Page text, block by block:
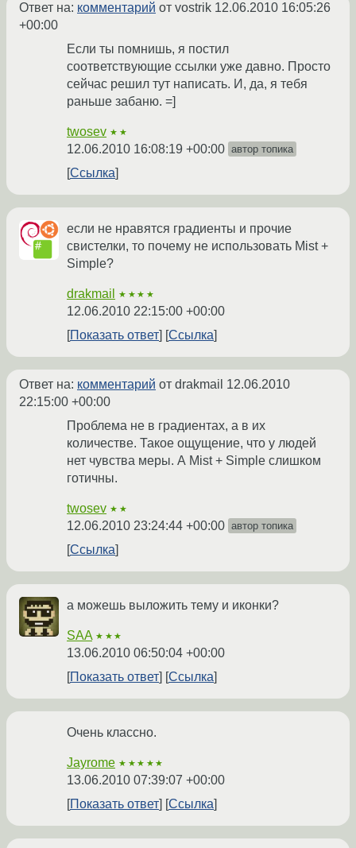
Ответ на: комментарий от vostrik 12.06.2010 16:05:26
+00:00
Если ты помнишь, я постил
соответствующие ссылки уже давно. Просто
сейчас решил тут написать. И, да, я тебя
раньше забаню. =]
twosev ★★
12.06.2010 16:08:19 +00:00 автор топика
Ссылка
если не нравятся градиенты и прочие
свистелки, то почему не использовать Mist +
Simple?
drakmail ★★★★
12.06.2010 22:15:00 +00:00
Показать ответ
Ссылка
Ответ на: комментарий от drakmail 12.06.2010
22:15:00 +00:00
Проблема не в градиентах, а в их
количестве. Такое ощущение, что у людей
нет чувства меры. А Mist + Simple слишком
готичны.
twosev ★★
12.06.2010 23:24:44 +00:00 автор топика
Ссылка
а можешь выложить тему и иконки?
SAA ★★★
13.06.2010 06:50:04 +00:00
Показать ответ
Ссылка
Очень классно.
Jayrome ★★★★★
13.06.2010 07:39:07 +00:00
Показать ответ
Ссылка